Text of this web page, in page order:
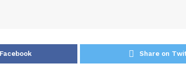
Share on